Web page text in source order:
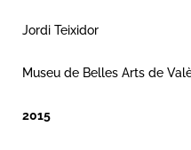
Jordi Teixidor
Museu de Belles Arts de
2015